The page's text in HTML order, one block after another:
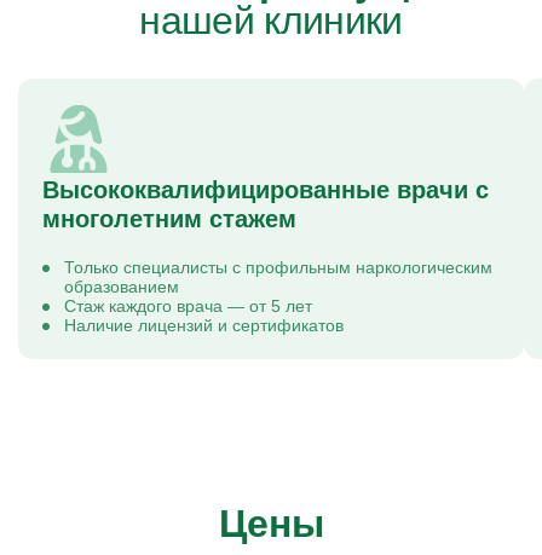
нашей клиники
Высококвалифицированные врачи с
многолетним стажем
Только специалисты с профильным наркологическим
образованием
Стаж каждого врача — от 5 лет
Наличие лицензий и сертификатов
Цены